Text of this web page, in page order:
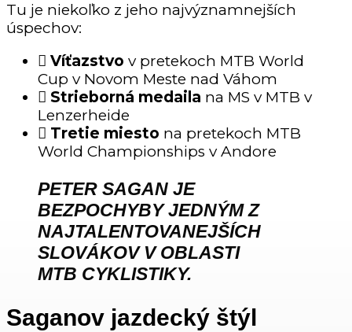
Tu je niekoľko z jeho najvýznamnejších
úspechov:
Víťazstvo v pretekoch MTB World
Cup v Novom Meste nad Váhom
Strieborná medaila na MS v MTB v
Lenzerheide
Tretie miesto na pretekoch MTB
World Championships v Andore
PETER SAGAN JE
BEZPOCHYBY JEDNÝM Z
NAJTALENTOVANEJŠÍCH
SLOVÁKOV V OBLASTI
MTB CYKLISTIKY.
Saganov jazdecký štýl